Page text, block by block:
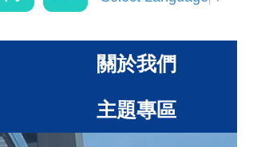
關於我們
主題專區